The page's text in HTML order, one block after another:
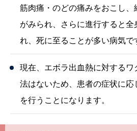
筋肉痛・のどの痛みをおこし
がみられ、さらに進行すると全
れ、死に至ることが多い病気で
現在、エボラ出血熱に対するワ
法はないため、患者の症状に応
を行うことになります。